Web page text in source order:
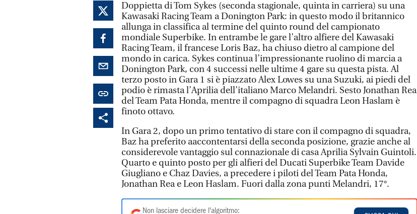
Doppietta di Tom Sykes (seconda stagionale, quinta in carriera) su una
Kawasaki Racing Team a Donington Park: in questo modo il britannico
allunga in classifica al termine del quinto round del campionato
mondiale Superbike. In entrambe le gare l’altro alfiere del Kawasaki
Racing Team, il francese Loris Baz, ha chiuso dietro al campione del
mondo in carica. Sykes continua l’impressionante ruolino di marcia a
Donington Park, con 4 successi nelle ultime 4 gare su questa pista. Al
terzo posto in Gara 1 si è piazzato Alex Lowes su una Suzuki, ai piedi del
podio è rimasta l’Aprilia dell’italiano Marco Melandri. Sesto Jonathan Rea
del Team Pata Honda, mentre il compagno di squadra Leon Haslam è
finoto ottavo.
In Gara 2, dopo un primo tentativo di stare con il compagno di squadra,
Baz ha preferito aaccontentarsi della seconda posizione, grazie anche al
considerevole vantaggio sul connazionale di casa Aprilia Sylvain Guintoli.
Quarto e quinto posto per gli alfieri del Ducati Superbike Team Davide
Giugliano e Chaz Davies, a precedere i piloti del Team Pata Honda,
Jonathan Rea e Leon Haslam. Fuori dalla zona punti Melandri, 17°.
Non lasciare decidere l'algoritmo: